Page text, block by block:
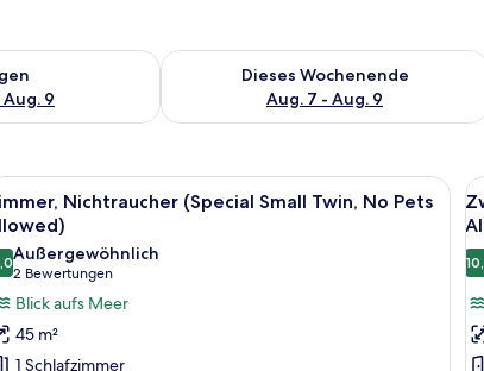
9
für morgen, Aug. 8 - Aug. 9.
Dieses Wochenende
Aug. 7 - Aug. 9
Überprüfe die Verfügbarkeit für
Fernseher und Blick aufs Meer. Ein Wellnessbereich mit Stein-
7
Nichtraucher (Special Small Twin, No Pets
von 10
Außergewöhnlich
2 Bewertungen
(2
Bewertungen)
Blick aufs Meer
45 m²
1 Schlafzimmer